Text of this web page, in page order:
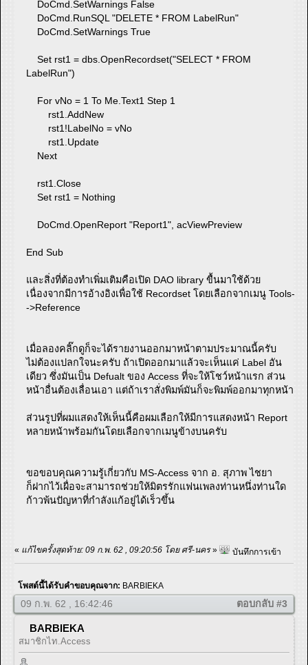
DoCmd.SetWarnings False
DoCmd.RunSQL "DELETE * FROM LabelRun"
DoCmd.SetWarnings True
Set rst1 = dbs.OpenRecordset("SELECT * FROM
LabelRun")
For vNo = 1 To Me.Text1 Step 1
rst1.AddNew
rst1!LabelNo = vNo
rst1.Update
Next
rst1.Close
Set rst1 = Nothing
DoCmd.OpenReport "Report1", acViewPreview
End Sub
และสิ่งที่ต้องทำเพิ่มเติมคือเปิด DAO library ขื้นมาใช้ด้วย
เนื่องจากมีการอ้างอิงเพื่อใช้ Recordset โดยเลือกจากเมนู Tools-
->Reference
เมื่อลองคลิ๊กดูก็จะได้รายงานออกมาหน้าตามประมาณนี้ครับ
ไม่ต้องแปลกใจนะครับ ถ้าเปิดออกมาแล้วจะเห็นแค่ Label อัน
เดียว ซึ่งมันเป็น Defualt ของ Access ที่จะให้โชว์หน้าแรก ส่วน
หน้าอื่นต้องเลื่อนเอา แต่ถ้าเราสั่งพิมพ์มันก็จะพิมพ์ออกมาทุกหน้า
ส่วนรูปที่ผมแสดงให้เห็นนี้คือผมเลือกให้มีการแสดงหน้า Report
หลายหน้าพร้อมกันโดยเลือกจากเมนูข้างบนครับ
ขอขอบคุณความรู้เกี่ยวกับ MS-Access จาก อ. สุภาพ ไชยา
ก็ฝากไว้เผื่อจะสามารถช่วยให้มิตรรักแฟนเพลงท่านหนึ่งท่านใด
ก้าวพ้นปัญหาที่กำลังแก้อยู่ได้เร็วขึ้น
« แก้ไขครั้งสุดท้าย: 09 ก.พ. 62 , 09:20:56 โดย ศรี-นคร» บันทึกการเข้า
โพสต์นี้ได้รับคำขอบคุณจาก: BARBIEKA
09 ก.พ. 62 , 16:42:46 ตอบกลับ #3
BARBIEKA
สมาชิกไท.Access